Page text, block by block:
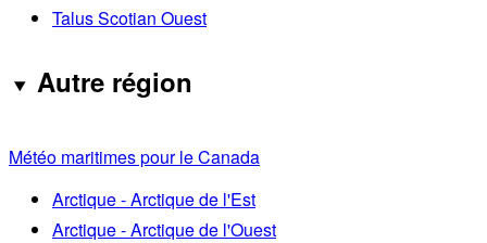
Talus Scotian Ouest
Autre région
Météo maritimes pour le Canada
Arctique - Arctique de l'Est
Arctique - Arctique de l'Ouest